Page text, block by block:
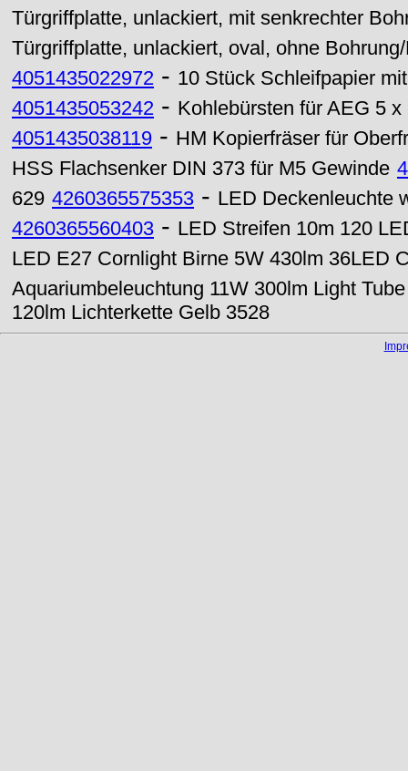
Türgriffplatte, unlackiert, mit senkrechter
Türgriffplatte, unlackiert, oval, ohne
4051435022972 - 10 Stück Schleifpapier
4051435053242 - Kohlebürsten für AEG 5
4051435038119 - HM Kopierfräser für
HSS Flachsenker DIN 373 für M5 Gewinde
629 4260365575353 - LED Deckenleuchte
4260365560403 - LED Streifen 10m 120
LED E27 Cornlight Birne 5W 430lm 36LED
Aquariumbeleuchtung 11W 300lm Light
120lm Lichterkette Gelb 3528